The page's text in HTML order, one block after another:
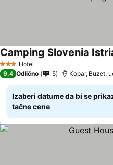
3 Zvezdice
Hotel
Camping Slovenia
9,4 Odlično 5 Kopar, Buzet:
Izaberi datume da bi se
tačne cene